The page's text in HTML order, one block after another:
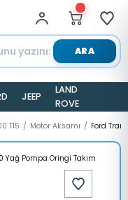
ARA
JEEP
LAND
ROVER
T15 Motor Aksamı Ford